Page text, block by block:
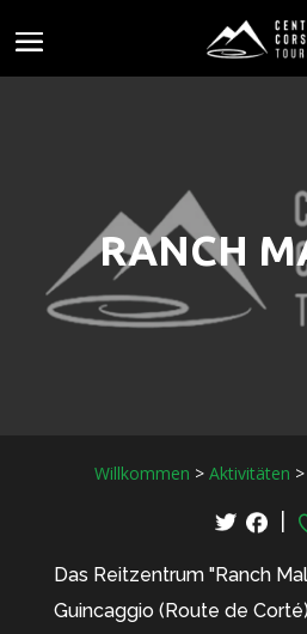
RANCH
Willkommen > Aktivitäten >
|
Das Reitzentrum "Ranch
Guincaggio (Route de